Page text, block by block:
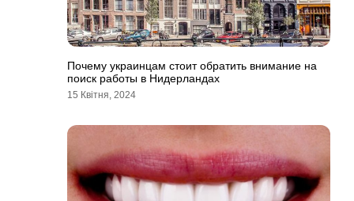
Почему украинцам стоит обратить внимание на
поиск работы в Нидерландах
15 Квітня, 2024